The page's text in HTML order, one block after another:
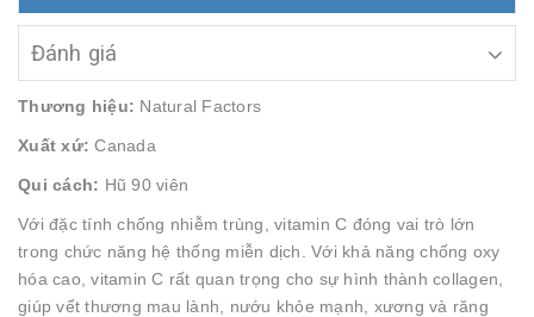
Đánh giá
Thương hiệu: Natural Factors
Xuất xứ: Canada
Qui cách: Hũ 90 viên
Với đặc tính chống nhiễm trùng, vitamin C đóng vai trò lớn
trong chức năng hệ thống miễn dịch. Với khả năng chống oxy
hóa cao, vitamin C rất quan trọng cho sự hình thành collagen,
giúp vết thương mau lành, nướu khỏe mạnh, xương và răng